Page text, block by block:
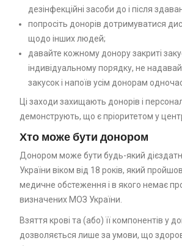
дезінфекційні засоби до і після
попросіть донорів дотримуватися
щодо інших людей;
давайте кожному донору закриті
індивідуальному порядку, не
закусок і напоїв усім донорам
Ці заходи захищають донорів і
демонструють, що є пріоритетом у
Хто може бути донором
Донором може бути будь-який
України віком від 18 років, який
медичне обстеження і в якого немає
визначених МОЗ України.
Взяття крові та (або) її компонентів у
дозволяється лише за умови, що